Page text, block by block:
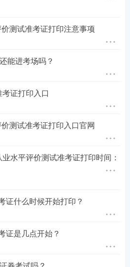
测试准考证打印注意事项
能进考场吗？
证打印入口
测试准考证打印入口官网
水平评价测试准考证打印时间：
证什么时候开始打印？
证是几点开始？